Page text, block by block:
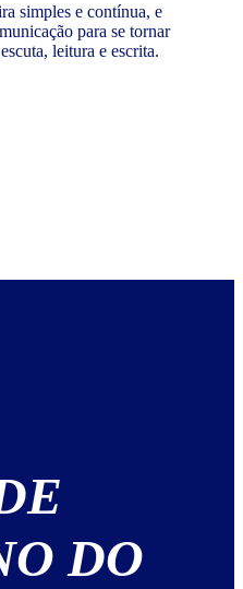
simples e contínua, e
para se tornar
leitura e escrita.
DO